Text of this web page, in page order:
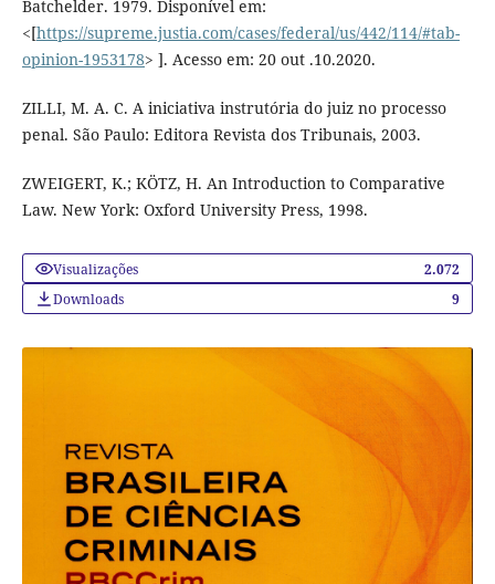
Batchelder. 1979. Disponível em:
<[https://supreme.justia.com/cases/federal/us/442/114/#tab-
opinion-1953178> ]. Acesso em: 20 out .10.2020.
ZILLI, M. A. C. A iniciativa instrutória do juiz no processo
penal. São Paulo: Editora Revista dos Tribunais, 2003.
ZWEIGERT, K.; KÖTZ, H. An Introduction to Comparative
Law. New York: Oxford University Press, 1998.
Visualizações
2.072
Downloads
9